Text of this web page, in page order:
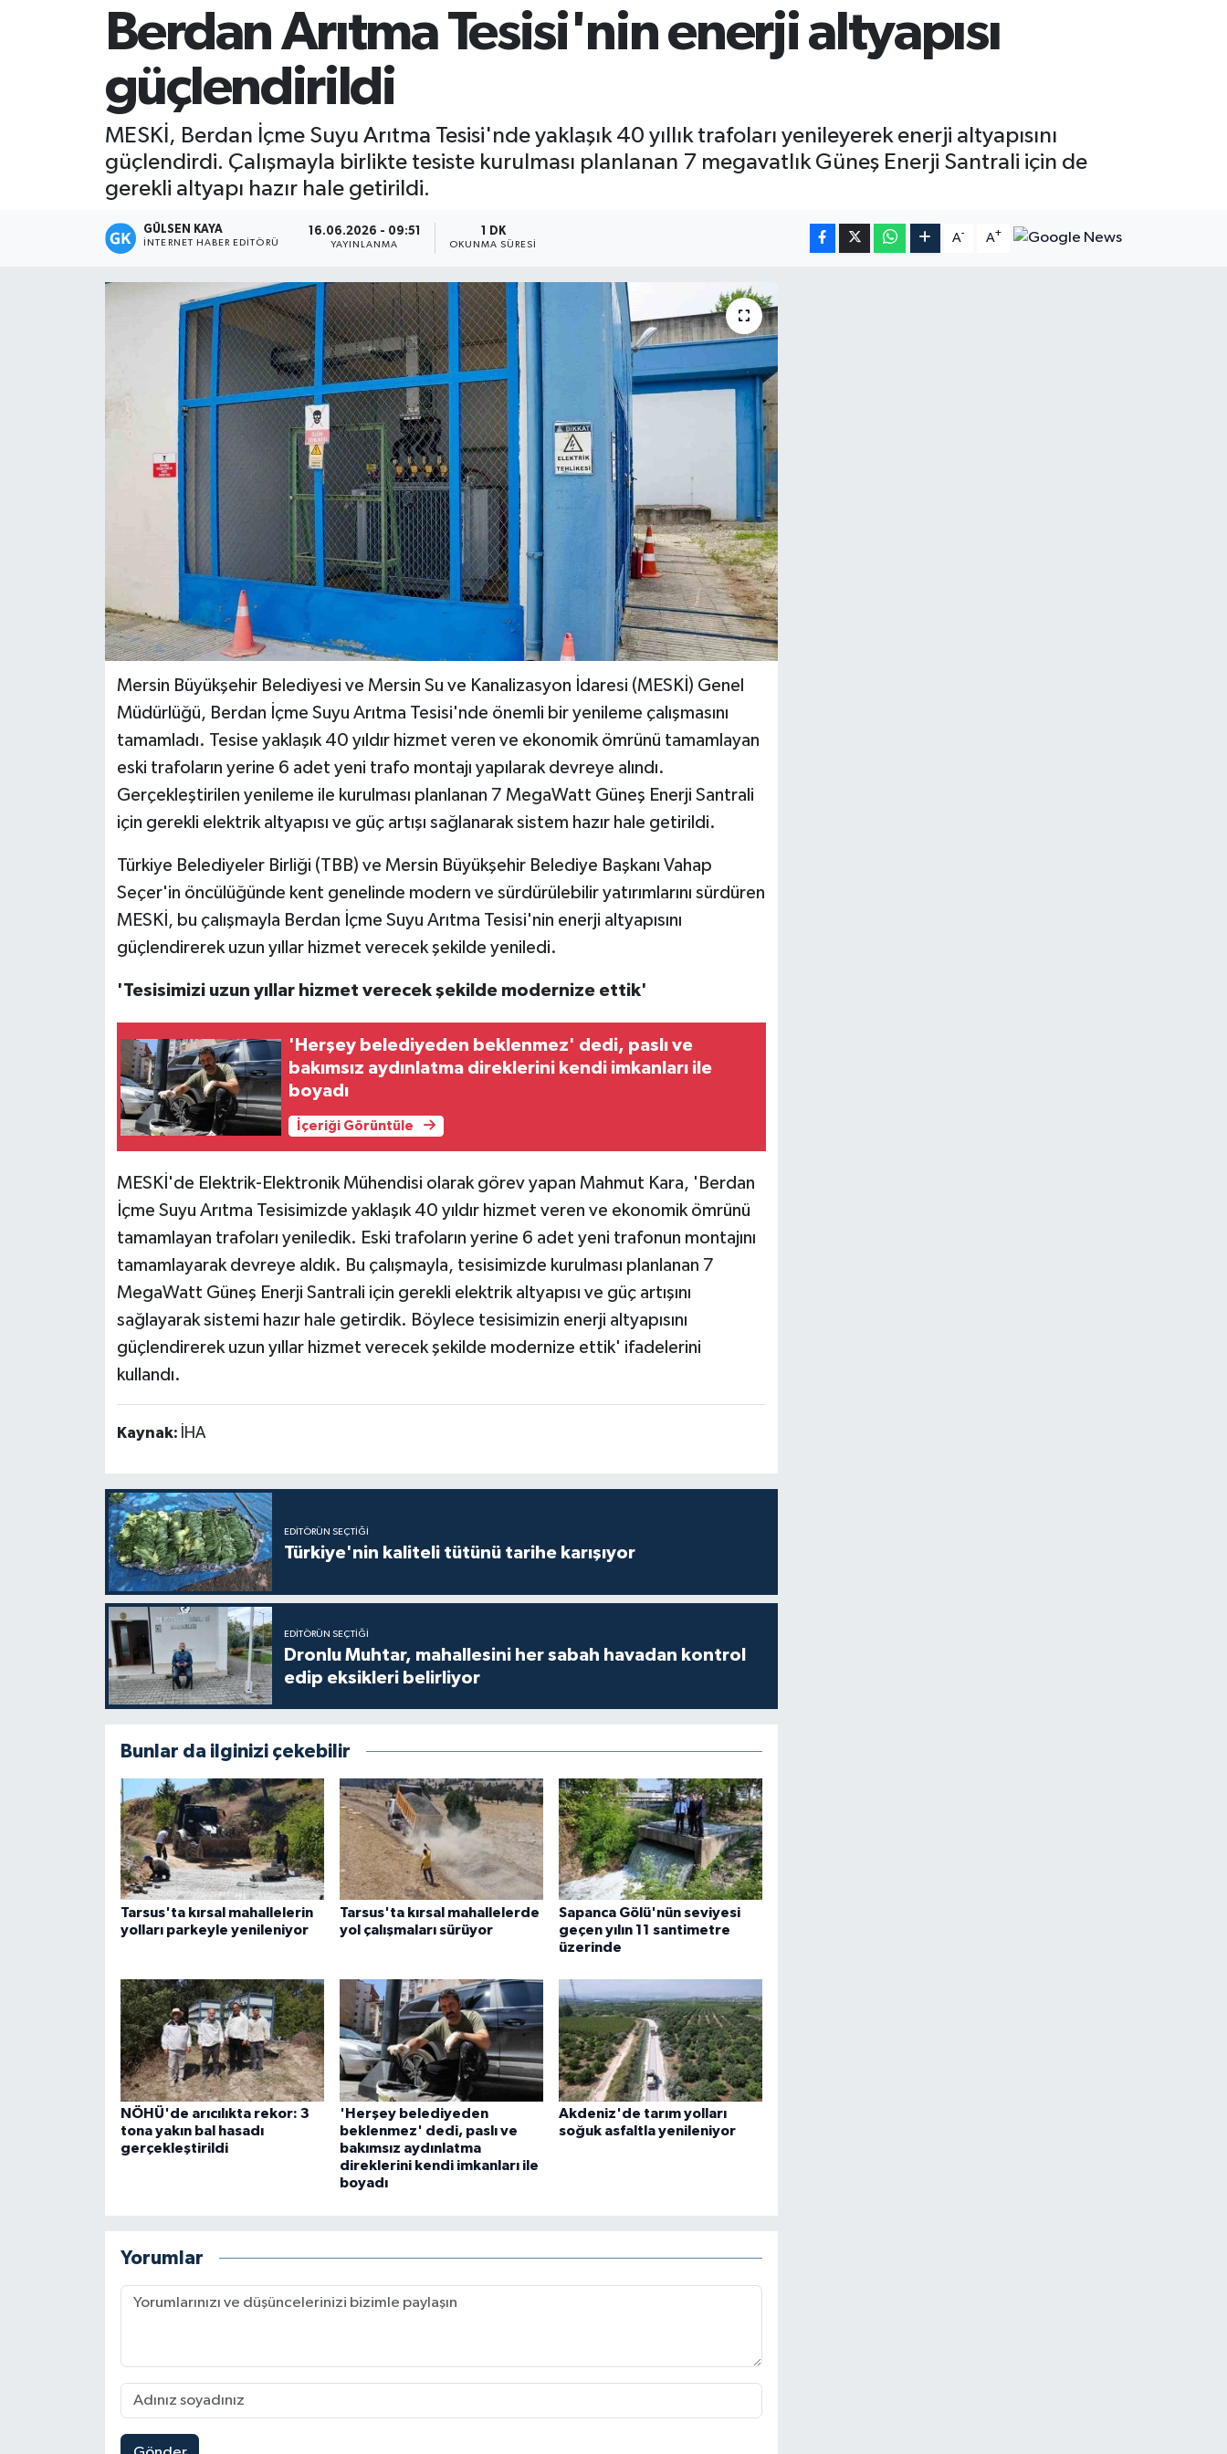
Berdan Arıtma Tesisi'nin enerji altyapısı
güçlendirildi
MESKİ, Berdan İçme Suyu Arıtma Tesisi'nde yaklaşık 40 yıllık trafoları yenileyerek enerji altyapısını
güçlendirdi. Çalışmayla birlikte tesiste kurulması planlanan 7 megavatlık Güneş Enerji Santrali için de
gerekli altyapı hazır hale getirildi.
GÜLSEN KAYA
İNTERNET HABER EDITÖRÜ
16.06.2026 - 09:51
YAYINLANMA
1 DK
OKUNMA SÜRESI
A- A+
Mersin Büyükşehir Belediyesi ve Mersin Su ve Kanalizasyon İdaresi (MESKİ) Genel
Müdürlüğü, Berdan İçme Suyu Arıtma Tesisi'nde önemli bir yenileme çalışmasını
tamamladı. Tesise yaklaşık 40 yıldır hizmet veren ve ekonomik ömrünü tamamlayan
eski trafoların yerine 6 adet yeni trafo montajı yapılarak devreye alındı.
Gerçekleştirilen yenileme ile kurulması planlanan 7 MegaWatt Güneş Enerji Santrali
için gerekli elektrik altyapısı ve güç artışı sağlanarak sistem hazır hale getirildi.
Türkiye Belediyeler Birliği (TBB) ve Mersin Büyükşehir Belediye Başkanı Vahap
Seçer'in öncülüğünde kent genelinde modern ve sürdürülebilir yatırımlarını sürdüren
MESKİ, bu çalışmayla Berdan İçme Suyu Arıtma Tesisi'nin enerji altyapısını
güçlendirerek uzun yıllar hizmet verecek şekilde yeniledi.
'Tesisimizi uzun yıllar hizmet verecek şekilde modernize ettik'
'Herşey belediyeden beklenmez' dedi, paslı ve
bakımsız aydınlatma direklerini kendi imkanları ile
boyadı
İçeriği Görüntüle
MESKİ'de Elektrik-Elektronik Mühendisi olarak görev yapan Mahmut Kara, 'Berdan
İçme Suyu Arıtma Tesisimizde yaklaşık 40 yıldır hizmet veren ve ekonomik ömrünü
tamamlayan trafoları yeniledik. Eski trafoların yerine 6 adet yeni trafonun montajını
tamamlayarak devreye aldık. Bu çalışmayla, tesisimizde kurulması planlanan 7
MegaWatt Güneş Enerji Santrali için gerekli elektrik altyapısı ve güç artışını
sağlayarak sistemi hazır hale getirdik. Böylece tesisimizin enerji altyapısını
güçlendirerek uzun yıllar hizmet verecek şekilde modernize ettik' ifadelerini
kullandı.
Kaynak: İHA
EDITÖRÜN SEÇTIĞI
Türkiye'nin kaliteli tütünü tarihe karışıyor
EDITÖRÜN SEÇTIĞI
Dronlu Muhtar, mahallesini her sabah havadan kontrol
edip eksikleri belirliyor
Bunlar da ilginizi çekebilir
Tarsus'ta kırsal mahallelerin
yolları parkeyle yenileniyor
Tarsus'ta kırsal mahallelerde
yol çalışmaları sürüyor
Sapanca Gölü'nün seviyesi
geçen yılın 11 santimetre
üzerinde
NÖHÜ'de arıcılıkta rekor: 3
tona yakın bal hasadı
gerçekleştirildi
'Herşey belediyeden
beklenmez' dedi, paslı ve
bakımsız aydınlatma
direklerini kendi imkanları ile
boyadı
Akdeniz'de tarım yolları
soğuk asfaltla yenileniyor
Yorumlar
Mersin Tarihi
Özel Haber